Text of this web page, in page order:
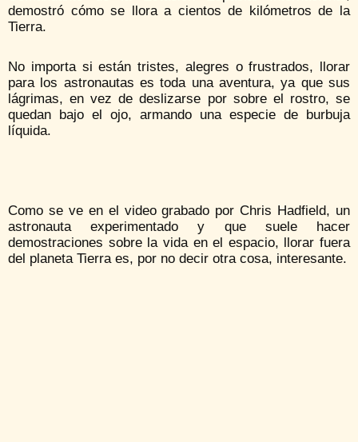
demostró cómo se llora a cientos de kilómetros de la
Tierra.
No importa si están tristes, alegres o frustrados, llorar
para los astronautas es toda una aventura, ya que sus
lágrimas, en vez de deslizarse por sobre el rostro, se
quedan bajo el ojo, armando una especie de burbuja
líquida.
Como se ve en el video grabado por Chris Hadfield, un
astronauta experimentado y que suele hacer
demostraciones sobre la vida en el espacio, llorar fuera
del planeta Tierra es, por no decir otra cosa, interesante.